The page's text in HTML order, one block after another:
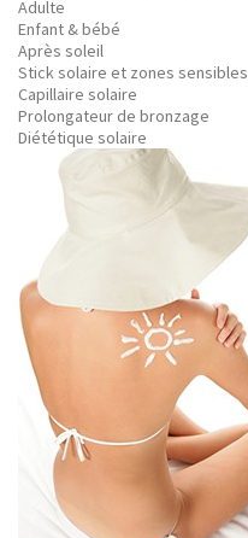
Adulte
Enfant & bébé
Après soleil
Stick solaire et zones sensibles
Capillaire solaire
Prolongateur de bronzage
Diététique solaire